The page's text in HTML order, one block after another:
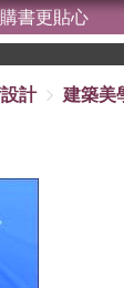
書更貼心
計 建築美